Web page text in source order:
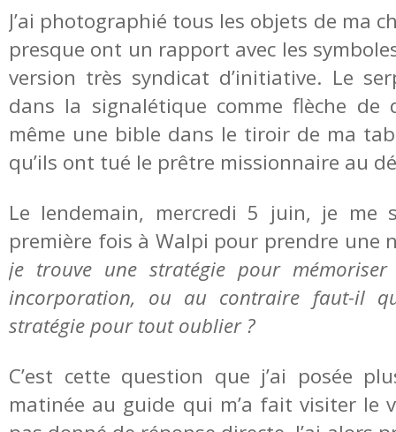
J’ai photographié tous les objets de ma
presque ont un rapport avec les
version très syndicat d’initiative. Le
dans la signalétique comme flèche de
même une bible dans le tiroir de ma
qu’ils ont tué le prêtre missionnaire au
Le lendemain, mercredi 5 juin, je me
première fois à Walpi pour prendre une
je trouve une stratégie pour
incorporation, ou au contraire faut-il
stratégie pour tout oublier ?
C’est cette question que j’ai posée
matinée au guide qui m’a fait visiter le